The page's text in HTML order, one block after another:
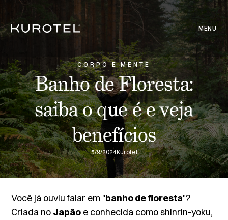
MENU
CORPO E MENTE
Banho de Floresta:
saiba o que é e veja
benefícios
5/9/2024Kurotel
Você já ouviu falar em "banho de floresta"?
Criada no Japão e conhecida comoshinrin-yoku,